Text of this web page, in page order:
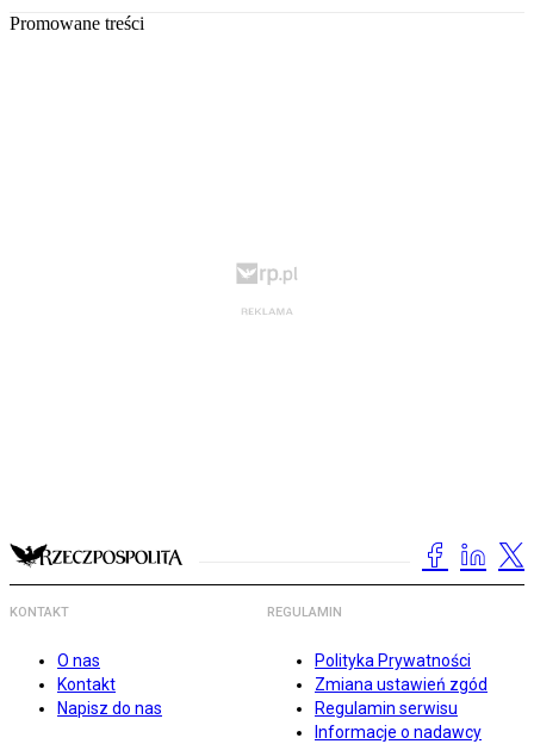
Promowane treści
KONTAKT
O nas
Kontakt
Napisz do nas
REGULAMIN
Polityka Prywatności
Zmiana ustawień zgód
Regulamin serwisu
Informacje o nadawcy